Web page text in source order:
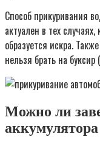
Способ прикуривания
актуален в тех
образуется искра.
нельзя брать на
Можно ли
аккумулятора